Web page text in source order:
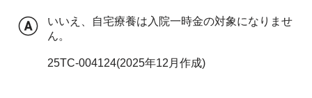
いいえ、自宅療養は入院一時金の対象になりませ
ん。
25TC-004124(2025年12月作成)